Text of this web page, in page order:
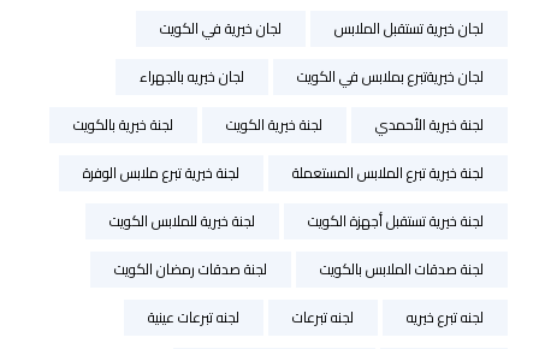
لجان خيرية تستقبل الملابس
لجان خيرية في الكويت
لجان خيريةتبرع بملابس في الكويت
لجان خيريه بالجهراء
لجنة خيرية الأحمدي
لجنة خيرية الكويت
لجنة خيرية بالكويت
لجنة خيرية تبرع الملابس المستعملة
لجنة خيرية تبرع ملابس الوفرة
لجنة خيرية تستقبل أجهزة الكويت
لجنة خيرية للملابس الكويت
لجنة صدقات الملابس بالكويت
لجنة صدقات رمضان الكويت
لجنه تبرع خيريه
لجنه تبرعات
لجنه تبرعات عينية